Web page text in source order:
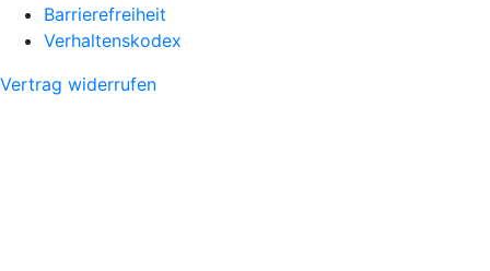
Barrierefreiheit
Verhaltenskodex
Vertrag widerrufen